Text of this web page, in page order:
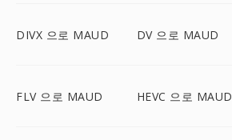
DIVX 으로 MAUD DV 으로 MAUD
FLV 으로 MAUD HEVC 으로 MAUD